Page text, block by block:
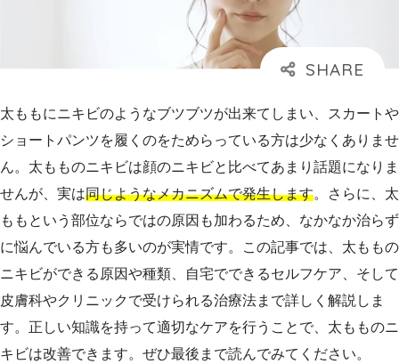
太ももにニキビのようなブツブツが出来てしまい、スカートや
ショートパンツを履くのをためらっている方は少なくありませ
ん。太もものニキビは顔のニキビと比べてあまり話題になりま
せんが、実は同じようなメカニズムで発生します。さらに、太
ももという部位ならではの原因も加わるため、なかなか治らず
に悩んでいる方も多いのが実情です。この記事では、太ももの
ニキビができる原因や種類、自宅でできるセルフケア、そして
皮膚科やクリニックで受けられる治療法まで詳しく解説しま
す。正しい知識を持って適切なケアを行うことで、太もものニ
キビは改善できます。ぜひ最後まで読んでみてください。